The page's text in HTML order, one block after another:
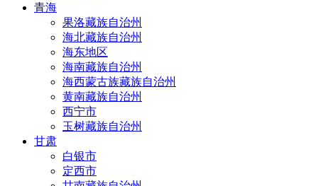
青海
果洛藏族自治州
海北藏族自治州
海东地区
海南藏族自治州
海西蒙古族藏族自治州
黄南藏族自治州
西宁市
玉树藏族自治州
甘肃
白银市
定西市